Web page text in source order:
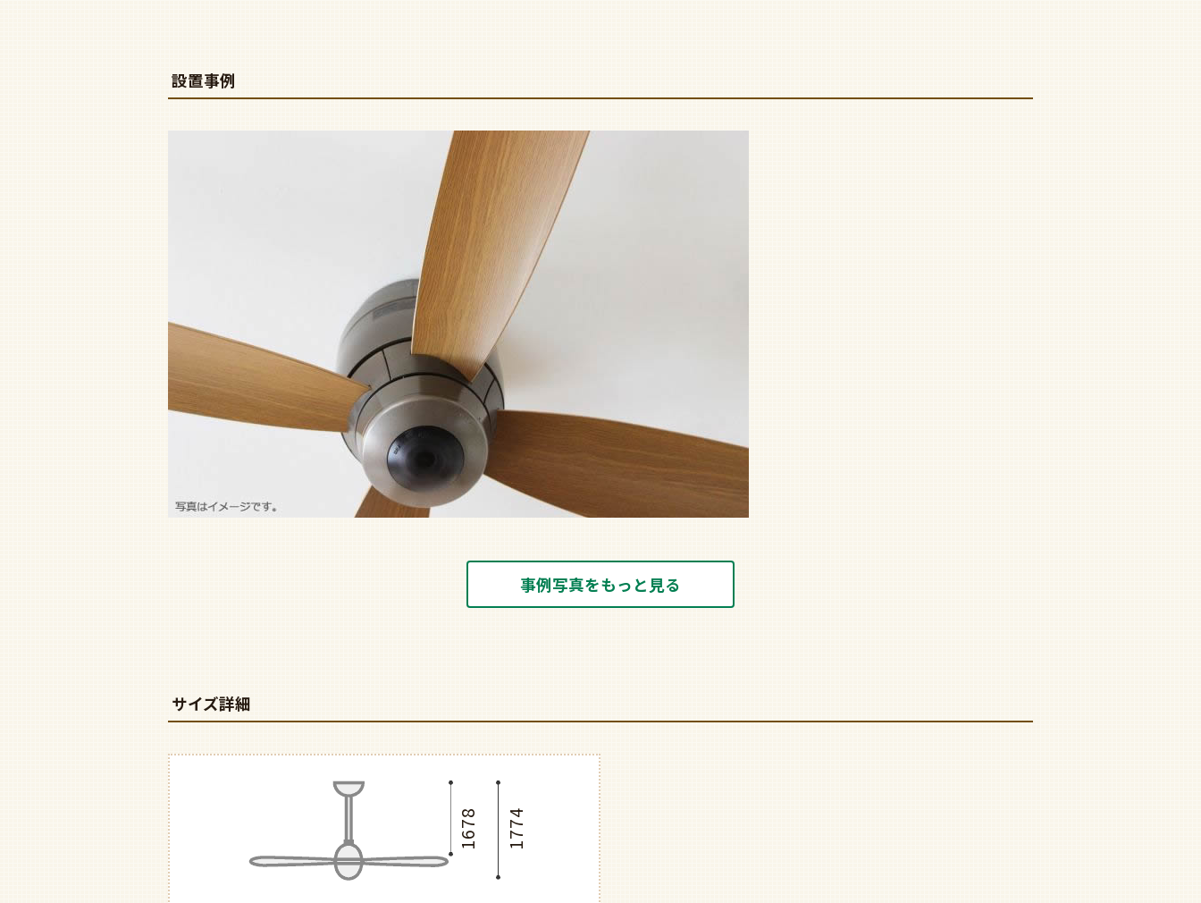
設置事例
事例写真をもっと見る
サイズ詳細
1774
1678